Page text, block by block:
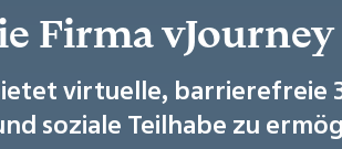
Firma
virtuelle, barrierefreie
soziale Teilhabe zu